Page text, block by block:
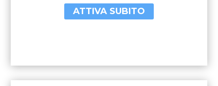
ATTIVA SUBITO